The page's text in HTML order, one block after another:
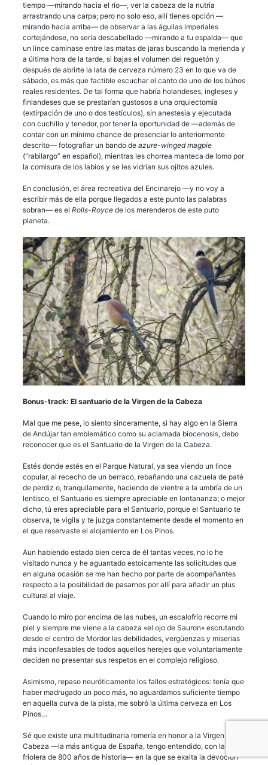
tiempo —mirando hacia el río—, ver la cabeza de la nutria
arrastrando una carpa; pero no solo eso, allí tienes opción —
mirando hacia arriba— de observar a las águilas imperiales
cortejándose, no sería descabellado —mirando a tu espalda— que
un lince caminase entre las matas de jaras buscando la merienda y
a última hora de la tarde, si bajas el volumen del reguetón y
después de abrirte la lata de cerveza número 23 en lo que va de
sábado, es más que factible escuchar el canto de uno de los búhos
reales residentes. De tal forma que habría holandeses, ingleses y
finlandeses que se prestarían gustosos a una orquiectomía
(extirpación de uno o dos testículos), sin anestesia y ejecutada
con cuchillo y tenedor, por tener la oportunidad de —además de
contar con un mínimo chance de presenciar lo anteriormente
descrito— fotografiar un bando de azure-winged magpie
(“rabilargo” en español), mientras les chorrea manteca de lomo por
la comisura de los labios y se les vidrian sus ojitos azules.
En conclusión, el área recreativa del Encinarejo —y no voy a
escribir más de ella porque llegados a este punto las palabras
sobran— es el Rolls-Royce de los merenderos de este puto
planeta.
Bonus-track: El santuario de la Virgen de la Cabeza
Mal que me pese, lo siento sinceramente, si hay algo en la Sierra
de Andújar tan emblemático como su aclamada biocenosis, debo
reconocer que es el Santuario de la Virgen de la Cabeza.
Estés donde estés en el Parque Natural, ya sea viendo un lince
copular, al rececho de un berraco, rebañando una cazuela de paté
de perdiz o, tranquilamente, haciendo de vientre a la umbría de un
lentisco, el Santuario es siempre apreciable en lontananza; o mejor
dicho, tú eres apreciable para el Santuario, porque el Santuario te
observa, te vigila y te juzga constantemente desde el momento en
el que reservaste el alojamiento en Los Pinos.
Aun habiendo estado bien cerca de él tantas veces, no lo he
visitado nunca y he aguantado estoicamente las solicitudes que
en alguna ocasión se me han hecho por parte de acompañantes
respecto a la posibilidad de pasarnos por allí para añadir un plus
cultural al viaje.
Cuando lo miro por encima de las nubes, un escalofrío recorre mi
piel y siempre me viene a la cabeza «el ojo de Sauron» escrutando
desde el centro de Mordor las debilidades, vergüenzas y miserias
más inconfesables de todos aquellos herejes que voluntariamente
deciden no presentar sus respetos en el complejo religioso.
Asimismo, repaso neuróticamente los fallos estratégicos: tenía que
haber madrugado un poco más, no aguardamos suficiente tiempo
en aquella curva de la pista, me sobró la última cerveza en Los
Pinos…
Sé que existe una multitudinaria romería en honor a la Virgen de la
Cabeza —la más antigua de España, tengo entendido, con la
friolera de 800 años de historia— en la que se exalta la devoción